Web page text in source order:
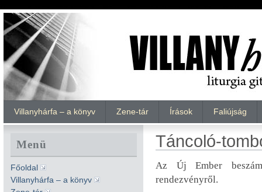
Villanyhárfa – a könyv Zene-tár Írások Faliújság
Menü
Főoldal
Villanyhárfa – a könyv
Táncoló-
Az Új Ember
rendezvényről.